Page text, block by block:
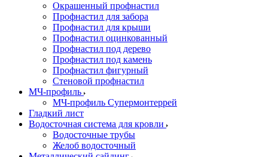
Окрашенный профнастил
Профнастил для забора
Профнастил для крыши
Профнастил оцинкованный
Профнастил под дерево
Профнастил под камень
Профнастил фигурный
Стеновой профнастил
МЧ-профиль
МЧ-профиль Супермонтеррей
Гладкий лист
Водосточная система для кровли
Водосточные трубы
Желоб водосточный